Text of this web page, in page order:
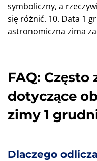
symboliczny, a
się różnić. 10. Data 1
astronomiczna zima
FAQ:
dotyczące
zimy 1
Dlaczego